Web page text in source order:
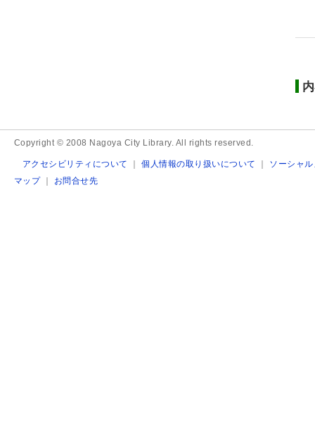
Copyright © 2008 Nagoya City Library. All rights reserved.
アクセシビリティについて ｜個人情報の取り扱いについて ｜ ソーシャ
マップ｜ お問合せ先